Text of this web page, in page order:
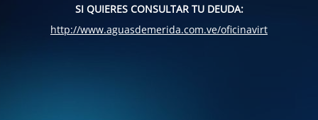
SI QUIERES CONSULTAR TU DEUDA:
http://www.aguasdemerida.com.ve/oficinavirt